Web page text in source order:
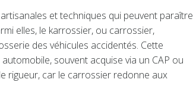
et techniques qui peuvent paraître
elles, le karrossier, ou carrossier,
des véhicules accidentés. Cette
souvent acquise via un CAP ou
rigueur, car le carrossier redonne aux